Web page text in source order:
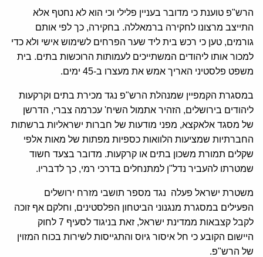
הרש"פ טוענת כי מדובר בעניין פלילי וכי הוא לא נחטף אלא
התייצב מרצונו לחקירה ברמאללה. בחקירה, כך לפי אותם
גורמים, טען כי רכש בית ליד שער הפרחים לשימוש אישי ולא כדי
למכור אותו ליהודים המשתייכים לעמותות הרוכשות בתים. בית
משפט פלסטיני האריך אמש את מעצרו ב-45 ימים.
במסגרת הקמפיין שמנהלת הרש"פ נגד מכירת בתים וקרקעות
ליהודים בירושלים, הזהיר אתמול השיח' עכרמה צברי, הדרשן
של מסגד אלאקצא, מפני מודעות של חברות ישראליות ברשתות
החברתיות שמציעות הלוואות כספיות מפתות של מאות אלפי
שקלים תמורת משכון בתים או קרקעות. מדובר בצעד חשוד
שמטרתו להעביר נדל"ן למתנחלים בדרכי רמי, כך לדבריו.
משטרת ישראל פעלה נגד מספר תושבי מזרח ירושלים
הפעילים במסגרת מנגנוני הביטחון הפלסטינים, וחלקם אף זוכה
לקבל קצבאות ממדינת ישראל, זאת בניגוד לסעיף 7 לחוק
היישום הקובע כי חל איסור גיוס והתגייסות לשירות בכוח המזוין
של הרש"פ.